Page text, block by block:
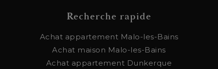
Recherche rapide
Achat appartement Malo-les-Bains
Achat maison Malo-les-Bains
Achat appartement Dunkerque